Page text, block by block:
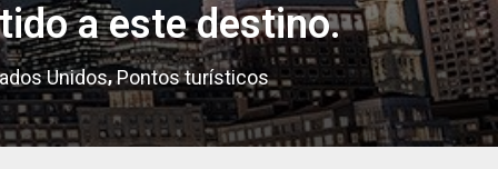
a este destino.
Unidos,Pontos turísticos